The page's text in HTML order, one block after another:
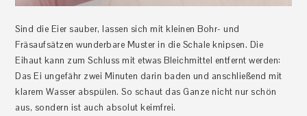
Sind die Eier sauber, lassen sich mit kleinen Bohr- und
Fräsaufsätzen wunderbare Muster in die Schale knipsen. Die
Eihaut kann zum Schluss mit etwas Bleichmittel entfernt werden:
Das Ei ungefähr zwei Minuten darin baden und anschließend mit
klarem Wasser abspülen. So schaut das Ganze nicht nur schön
aus, sondern ist auch absolut keimfrei.